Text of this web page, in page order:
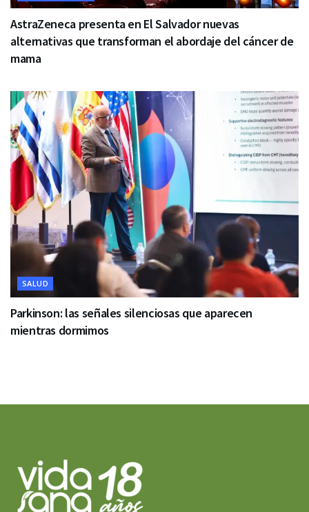
AstraZeneca presenta en El Salvador nuevas
alternativas que transforman el abordaje del cáncer de
mama
SALUD
Parkinson: las señales silenciosas que aparecen
mientras dormimos